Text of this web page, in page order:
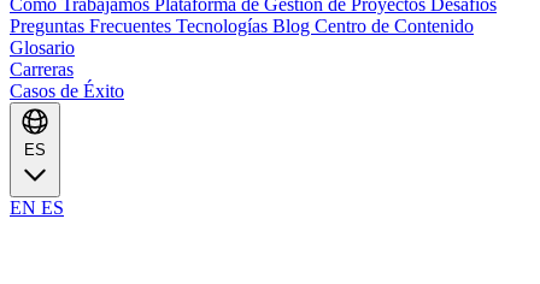
Cómo Trabajamos Plataforma de Gestión de Proyectos Desafíos
Preguntas Frecuentes Tecnologías Blog Centro de Contenido
Glosario
Carreras
Casos de Éxito
EN ES